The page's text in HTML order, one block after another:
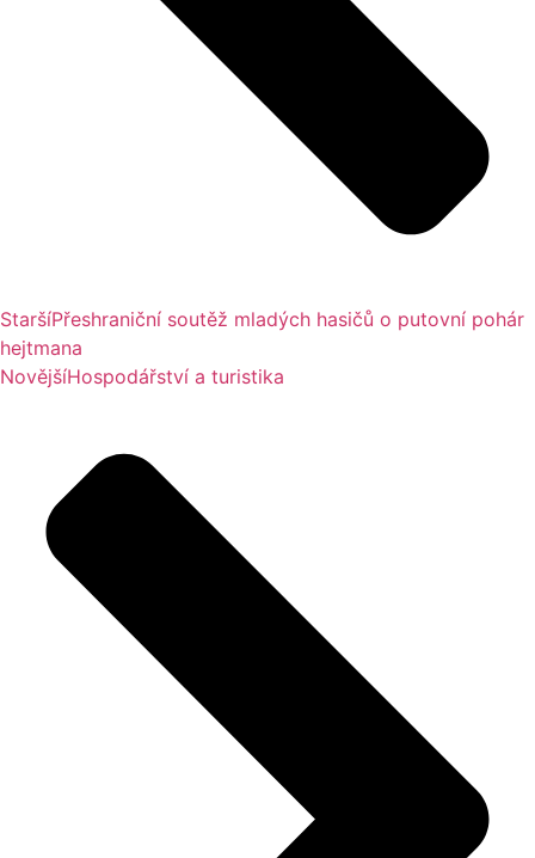
StaršíPřeshraniční soutěž mladých hasičů o putovní pohár
hejtmana
NovějšíHospodářství a turistika